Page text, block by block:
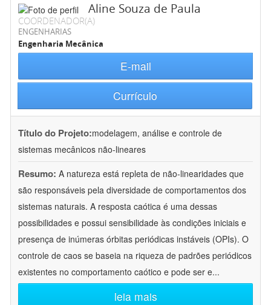
Aline Souza de Paula
COORDENADOR(A)
ENGENHARIAS
Engenharia Mecânica
E-mail
Currículo
Título do Projeto:modelagem, análise e controle de
sistemas mecânicos não-lineares
Resumo: A natureza está repleta de não-linearidades que
são responsáveis pela diversidade de comportamentos dos
sistemas naturais. A resposta caótica é uma dessas
possibilidades e possui sensibilidade às condições iniciais e
presença de inúmeras órbitas periódicas instáveis (OPIs). O
controle de caos se baseia na riqueza de padrões periódicos
existentes no comportamento caótico e pode ser e...
leia mais